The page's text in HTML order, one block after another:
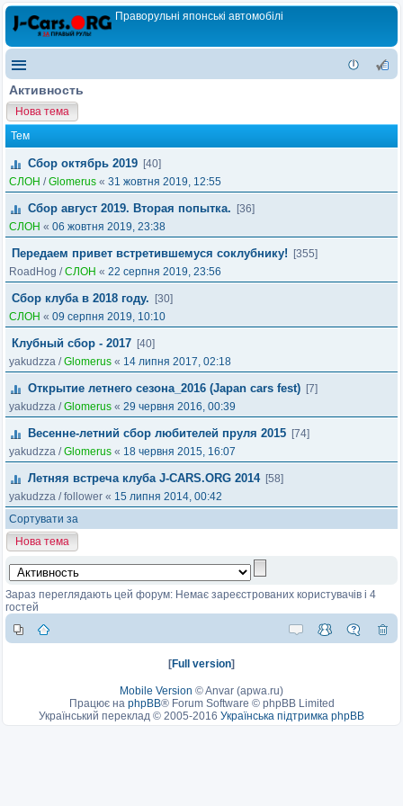
Праворульні японські автомобілі
Активность
Нова тема
Тем
Сбор октябрь 2019 [40]
СЛОН /Glomerus « 31 жовтня 2019, 12:55
Сбор август 2019. Вторая попытка.
[36]
СЛОН « 06 жовтня 2019, 23:38
Передаем привет встретившемуся соклубнику!
[355]
RoadHog /СЛОН « 22 серпня 2019, 23:56
Сбор клуба в 2018 году.
[30]
СЛОН « 09 серпня 2019, 10:10
Клубный сбор - 2017 [40]
yakudzza /Glomerus « 14 липня 2017, 02:18
Открытие летнего сезона_2016 (Japan cars fest) [7]
yakudzza /Glomerus « 29 червня 2016, 00:39
Весенне-летний сбор любителей пруля 2015 [74]
yakudzza /Glomerus « 18 червня 2015, 16:07
Летняя встреча клуба J-CARS.ORG 2014 [58]
yakudzza /follower « 15 липня 2014, 00:42
Сортувати за
Нова тема
Зараз переглядають цей форум: Немає зареєстрованих користувачів і 4
гостей
[Full version]
Mobile Version ©Anvar (apwa.ru)
Працює на phpBB® Forum Software © phpBB Limited
Український переклад © 2005-2016 Українська підтримка phpBB